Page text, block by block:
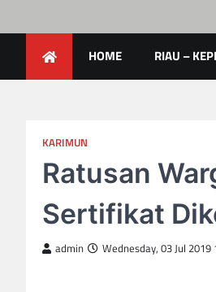
HOME RIAU –
KARIMUN
Ratusan
Sertifikat
admin Wednesday, 03 Jul 2019